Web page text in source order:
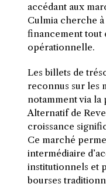
accédant aux
Culmia cherche
financement tout
opérationnelle.
Les billets de
reconnus sur les
notamment via
Alternatif de
croissance
Ce marché
intermédiaire
institutionnels et
bourses